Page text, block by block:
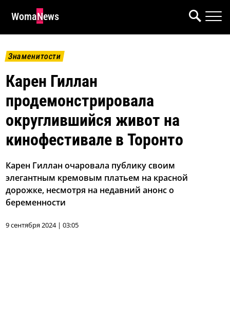
WomaNews
Знаменитости
Карен Гиллан
продемонстрировала
округлившийся живот на
кинофестивале в Торонто
Карен Гиллан очаровала публику своим
элегантным кремовым платьем на красной
дорожке, несмотря на недавний анонс о
беременности
9 сентября 2024 | 03:05